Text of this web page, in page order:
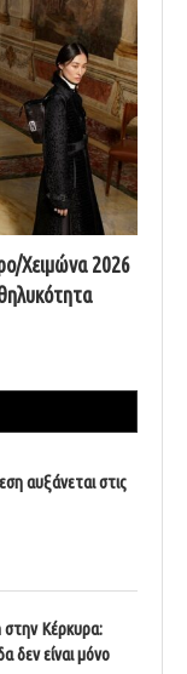
Χειμώνα 2026
αυξάνεται στις
Κέρκυρα:
δεν είναι μόνο